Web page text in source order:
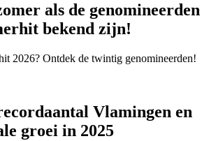
als de genomineerden
bekend zijn!
2026? Ontdek de twintig genomineerden!
Vlamingen en
groei in 2025